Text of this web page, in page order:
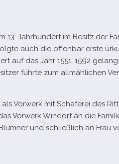
13. Jahrhundert im Besitz der
auch die offen­bar erste
auf das Jahr 1551. 1592
führte zum all­mäh­li­chen
Vorwerk mit Schäferei des
Vorwerk Windorf an die
und schließ­lich an Frau